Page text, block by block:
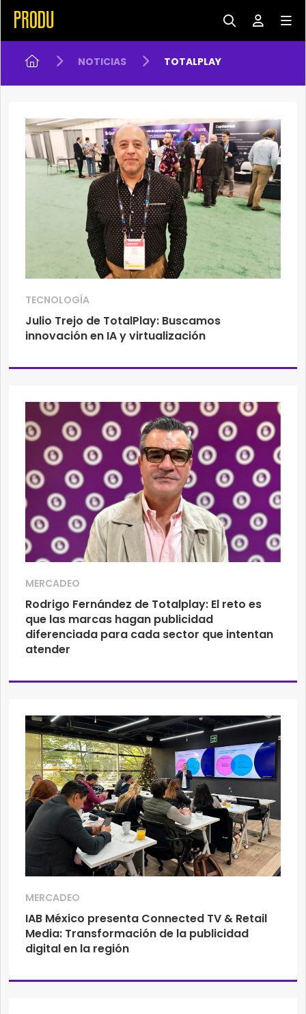
NOTICIAS TOTALPLAY
TECNOLOGÍA
Julio Trejo de TotalPlay: Buscamos
innovación en IA y virtualización
MERCADEO
Rodrigo Fernández de Totalplay: El reto es
que las marcas hagan publicidad
diferenciada para cada sector que intentan
atender
MERCADEO
IAB México presenta Connected TV & Retail
Media: Transformación de la publicidad
digital en la región